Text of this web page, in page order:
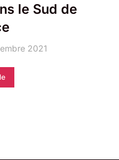
le Sud de
2021